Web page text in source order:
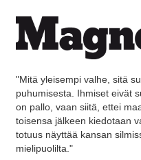
"Mitä yleisempi valhe, sitä
puhumisesta. Ihmiset eivät
on pallo, vaan siitä, ettei
toisensa jälkeen kiedotaan
totuus näyttää kansan
mielipuolilta."